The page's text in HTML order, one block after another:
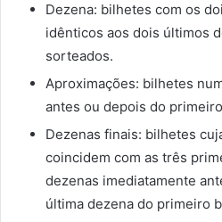
Dezena: bilhetes com os
idênticos aos dois últimos
sorteados.
Aproximações: bilhetes
antes ou depois do
Dezenas finais: bilhetes
coincidem com as três
dezenas imediatamente
última dezena do primeiro